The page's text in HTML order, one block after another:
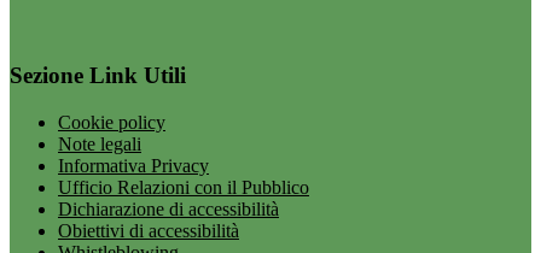
Sezione Link Utili
Cookie policy
Note legali
Informativa Privacy
Ufficio Relazioni con il Pubblico
Dichiarazione di accessibilità
Obiettivi di accessibilità